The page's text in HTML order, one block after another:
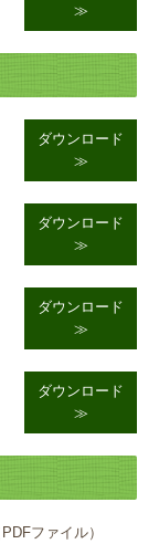
≫
≫
≫
≫
≫
ファイル）